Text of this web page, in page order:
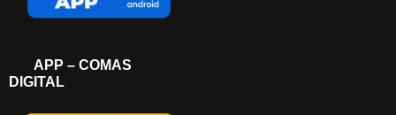
APP – COMAS
DIGITAL